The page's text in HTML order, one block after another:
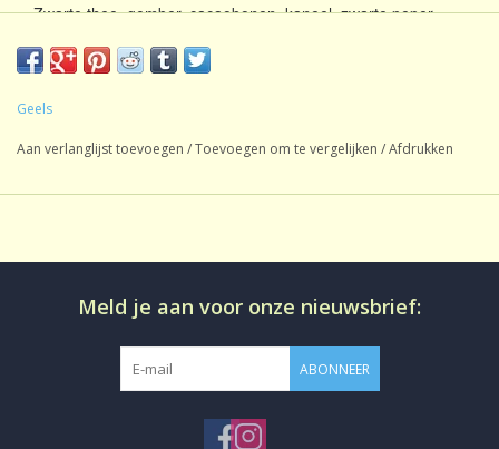
Zwarte thee, gember, cacaobonen, kaneel, zwarte peper,
Geels
Aan verlanglijst toevoegen /Toevoegen om te vergelijken /Afdrukken
Meld je aan voor onze nieuwsbrief:
ABONNEER